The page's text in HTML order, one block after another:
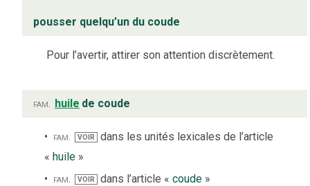
pousser quelqu’un du coude
Pour l’avertir, attirer son attention discrètement.
fam. huile de coude
fam. VOIR dans les unités lexicales de l’article
« huile »
fam.
VOIR dans l’article « coude»